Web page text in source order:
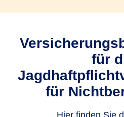
für
für
Hier finden Sie